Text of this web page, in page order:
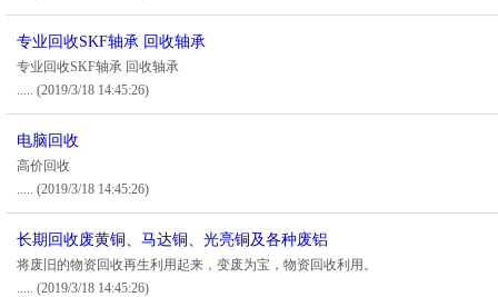
专业回收SKF轴承 回收轴承
专业回收SKF轴承 回收轴承
..... (2019/3/18 14:45:26)
电脑回收
高价回收
..... (2019/3/18 14:45:26)
长期回收废黄铜、马达铜、光亮铜及各种废铝
将废旧的物资回收再生利用起来，变废为宝，物资回收利用。
..... (2019/3/18 14:45:26)